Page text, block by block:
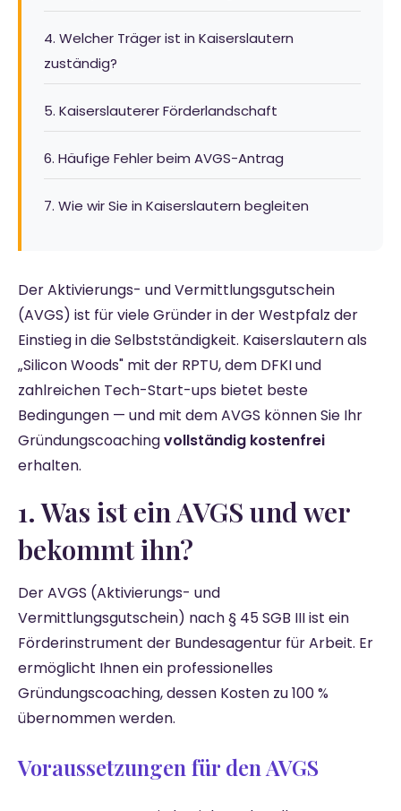
4. Welcher Träger ist in Kaiserslautern
zuständig?
5. Kaiserslauterer Förderlandschaft
6. Häufige Fehler beim AVGS-Antrag
7. Wie wir Sie in Kaiserslautern begleiten
Der Aktivierungs- und Vermittlungsgutschein
(AVGS) ist für viele Gründer in der Westpfalz der
Einstieg in die Selbstständigkeit. Kaiserslautern als
„Silicon Woods" mit der RPTU, dem DFKI und
zahlreichen Tech-Start-ups bietet beste
Bedingungen — und mit dem AVGS können Sie Ihr
Gründungscoachingvollständig kostenfrei
erhalten.
1. Was ist ein AVGS und wer
bekommt ihn?
Der AVGS (Aktivierungs- und
Vermittlungsgutschein) nach § 45 SGB III ist ein
Förderinstrument der Bundesagentur für Arbeit. Er
ermöglicht Ihnen ein professionelles
Gründungscoaching, dessen Kosten zu 100 %
übernommen werden.
Voraussetzungen für den AVGS